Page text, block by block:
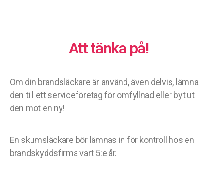
Att tänka på!
Om din brandsläckare är använd, även delvis, lämna
den till ett serviceföretag för omfyllnad eller byt ut
den mot en ny!
En skumsläckare bör lämnas in för kontroll hos en
brandskyddsfirma vart 5:e år.